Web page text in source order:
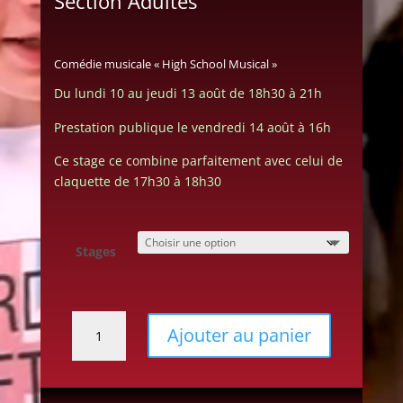
Comédie musicale « High School Musical »
Du lundi 10 au jeudi 13 août de 18h30 à 21h
Prestation publique le vendredi 14 août à 16h
Ce stage ce combine parfaitement avec celui de
claquette de 17h30 à 18h30
Stages
Stage
Ajouter au panier